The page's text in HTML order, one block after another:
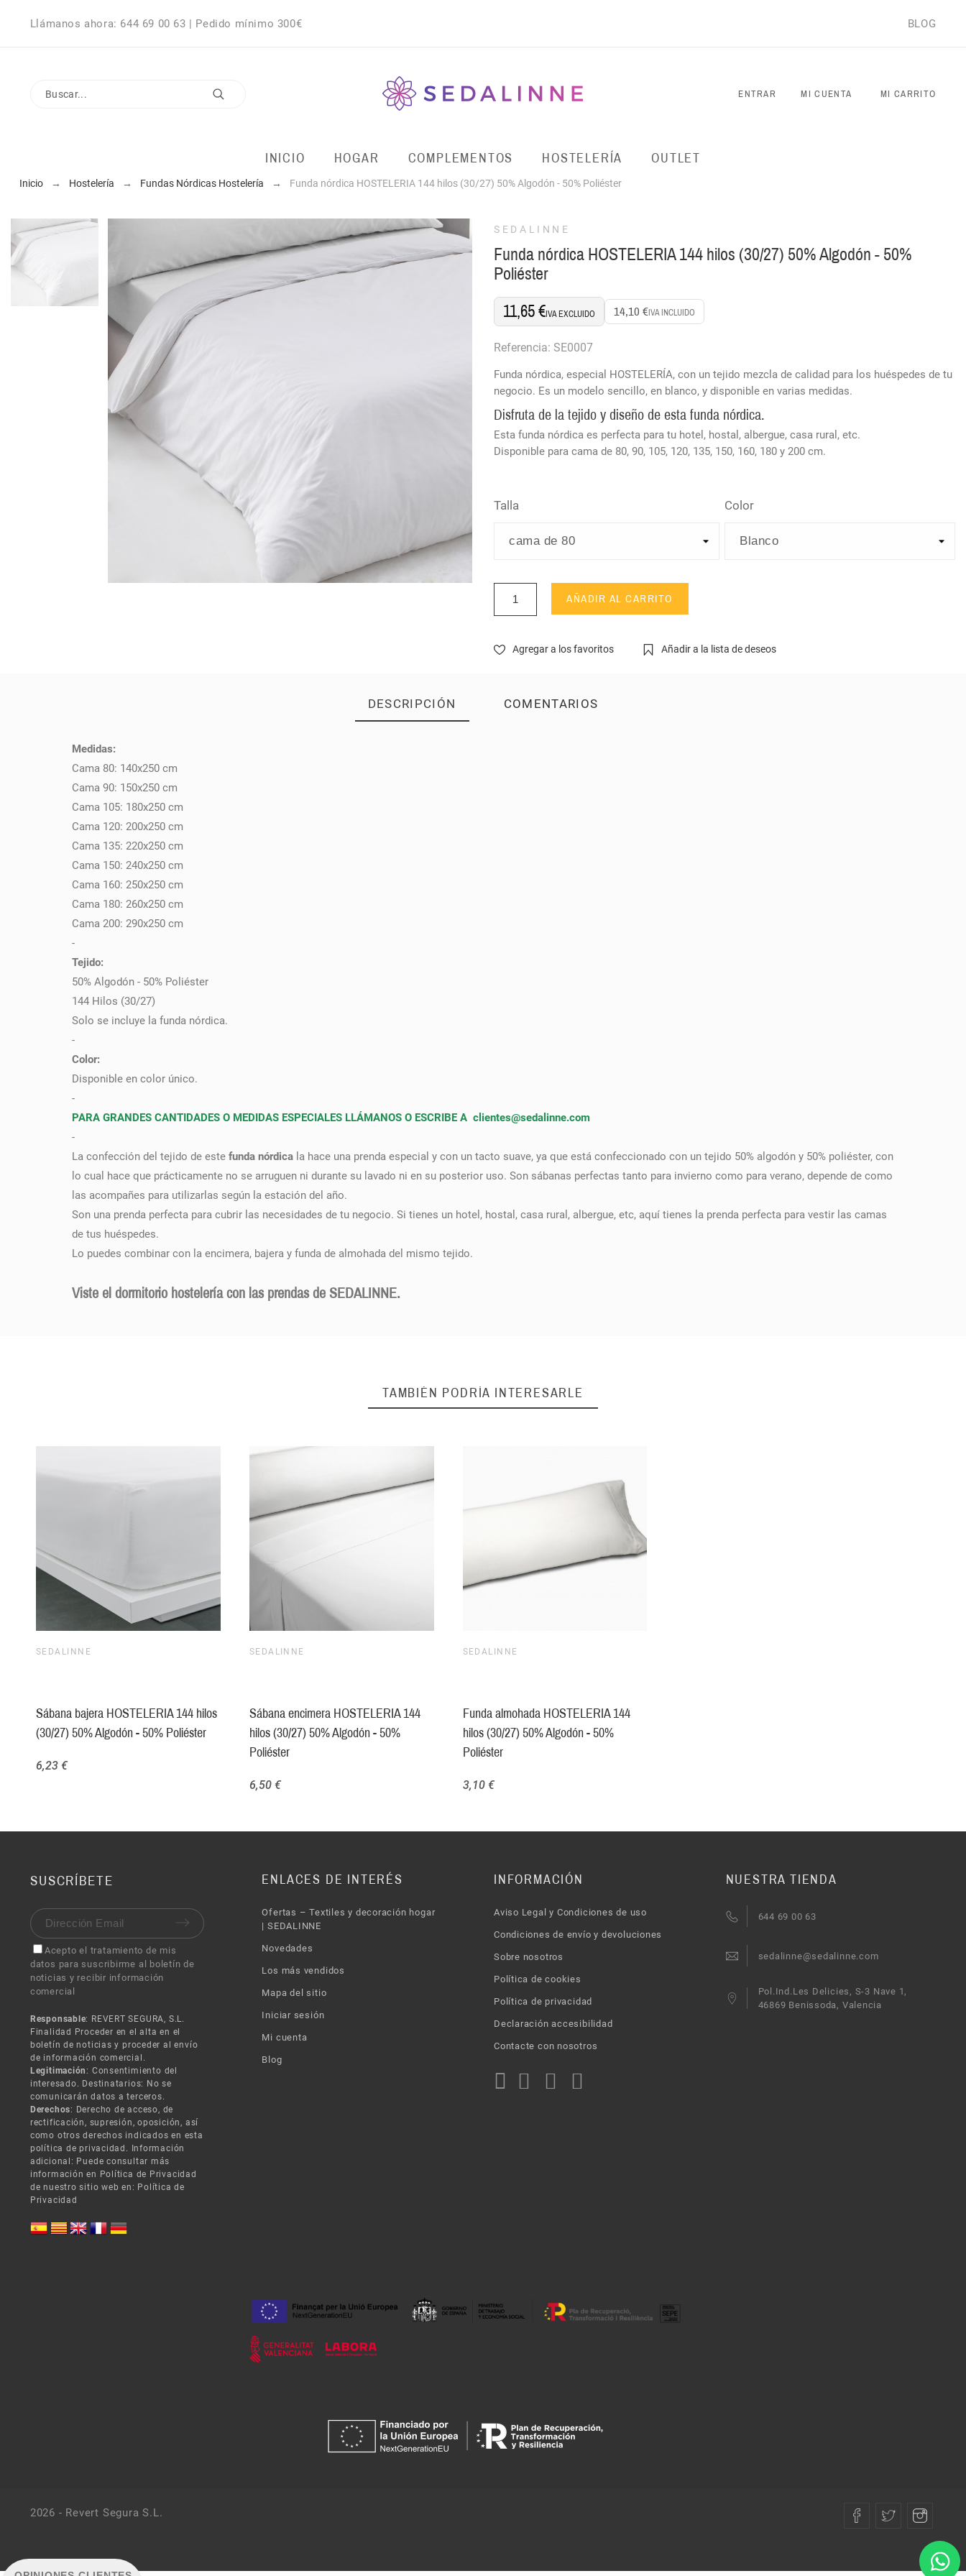
Llámanos ahora: 644 69 00 63 | Pedido mínimo 300€ BLOG
ENTRAR MI CUENTA MI CARRITO
INICIO HOGAR COMPLEMENTOS HOSTELERÍA OUTLET
Inicio Hostelería Fundas Nórdicas Hostelería Funda nórdica HOSTELERIA 144 hilos (30/27) 50% Algodón - 50% Poliéster
SEDALINNE
Funda nórdica HOSTELERIA 144 hilos (30/27) 50% Algodón - 50%
Poliéster
11,65 € IVA EXCLUIDO 14,10 € IVA INCLUIDO
Referencia: SE0007
Funda nórdica, especial HOSTELERÍA, con un tejido mezcla de calidad para los huéspedes de tu
negocio. Es un modelo sencillo, en blanco, y disponible en varias medidas.
Disfruta de la tejido y diseño de esta funda nórdica.
Esta funda nórdica es perfecta para tu hotel, hostal, albergue, casa rural, etc.
Disponible para cama de 80, 90, 105, 120, 135, 150, 160, 180 y 200 cm.
Talla Color
AÑADIR AL CARRITO
Agregar a los favoritos Añadir a la lista de deseos
DESCRIPCIÓN COMENTARIOS
Medidas:
Cama 80: 140x250 cm
Cama 90: 150x250 cm
Cama 105: 180x250 cm
Cama 120: 200x250 cm
Cama 135: 220x250 cm
Cama 150: 240x250 cm
Cama 160: 250x250 cm
Cama 180: 260x250 cm
Cama 200: 290x250 cm
-
Tejido:
50% Algodón - 50% Poliéster
144 Hilos (30/27)
Solo se incluye la funda nórdica.
-
Color:
Disponible en color único.
-
PARA GRANDES CANTIDADES O MEDIDAS ESPECIALES LLÁMANOS O ESCRIBE A clientes@sedalinne.com
-
La confección del tejido de este funda nórdica la hace una prenda especial y con un tacto suave, ya que está confeccionado con un tejido 50% algodón y 50% poliéster, con
lo cual hace que prácticamente no se arruguen ni durante su lavado ni en su posterior uso. Son sábanas perfectas tanto para invierno como para verano, depende de como
las acompañes para utilizarlas según la estación del año.
Son una prenda perfecta para cubrir las necesidades de tu negocio. Si tienes un hotel, hostal, casa rural, albergue, etc, aquí tienes la prenda perfecta para vestir las camas
de tus huéspedes.
Lo puedes combinar con la encimera, bajera y funda de almohada del mismo tejido.
Viste el dormitorio hostelería con las prendas de SEDALINNE.
PULSE AQUÍ PARA DEJAR SU OPINIÓN
TAMBIÉN PODRÍA INTERESARLE
SEDALINNE
Sábana bajera HOSTELERIA 144 hilos
(30/27) 50% Algodón - 50% Poliéster
6,23 €
SEDALINNE
Sábana encimera HOSTELERIA 144
hilos (30/27) 50% Algodón - 50%
Poliéster
6,50 €
SEDALINNE
Funda almohada HOSTELERIA 144
hilos (30/27) 50% Algodón - 50%
Poliéster
3,10 €
SUSCRÍBETE
Acepto el tratamiento de mis
datos para suscribirme al boletín de
noticias y recibir información
comercial
Responsable: REVERT SEGURA, S.L.
Finalidad Proceder en el alta en el
boletín de noticias y proceder al envío
de información comercial.
Legitimación : Consentimiento del
interesado. Destinatarios: No se
comunicarán datos a terceros.
Derechos: Derecho de acceso, de
rectificación, supresión, oposición, así
como otros derechos indicados en esta
política de privacidad. Información
adicional: Puede consultar más
información en Política de Privacidad
de nuestro sitio web en: Política de
Privacidad
ENLACES DE INTERÉS
Ofertas – Textiles y decoración hogar
| SEDALINNE
Novedades
Los más vendidos
Mapa del sitio
Iniciar sesión
Mi cuenta
Blog
INFORMACIÓN
Aviso Legal y Condiciones de uso
Condiciones de envío y devoluciones
Sobre nosotros
Política de cookies
Política de privacidad
Declaración accesibilidad
Contacte con nosotros
NUESTRA TIENDA
644 69 00 63
sedalinne@sedalinne.com
Pol.Ind.Les Delicies, S-3 Nave 1,
46869 Benissoda, Valencia
2026 - Revert Segura S.L.